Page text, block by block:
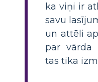
ka viņi ir
savu
un attēli
par vārda
tas tika